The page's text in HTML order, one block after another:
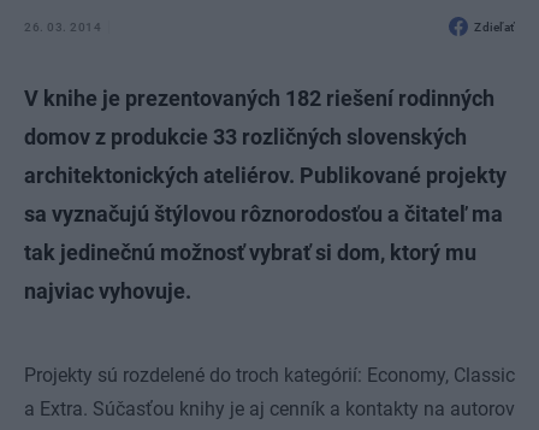
26. 03. 2014 Zdieľať
V knihe je prezentovaných 182 riešení rodinných
domov z produkcie 33 rozličných slovenských
architektonických ateliérov. Publikované projekty
sa vyznačujú štýlovou rôznorodosťou a čitateľ ma
tak jedinečnú možnosť vybrať si dom, ktorý mu
najviac vyhovuje.
Projekty sú rozdelené do troch kategórií: Economy, Classic
a Extra. Súčasťou knihy je aj cenník a kontakty na autorov